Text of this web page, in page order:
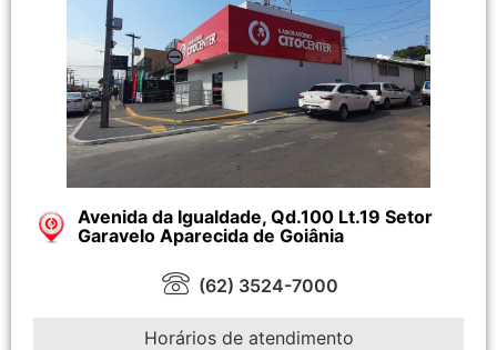
Avenida da Igualdade, Qd.100 Lt.19 Setor
Garavelo Aparecida de Goiânia
(62) 3524-7000
Horários de atendimento